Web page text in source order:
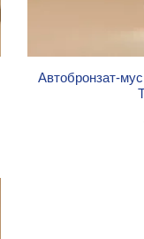
Автобронзат-